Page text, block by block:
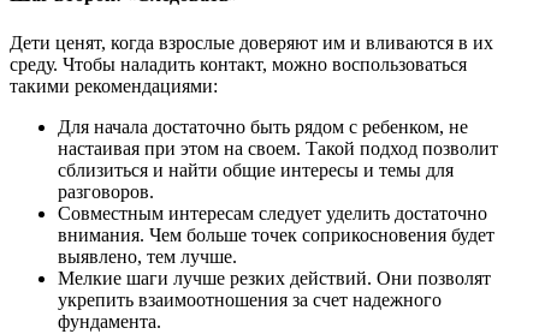
Дети ценят, когда взрослые доверяют им и вливаются в их
среду. Чтобы наладить контакт, можно воспользоваться
такими рекомендациями:
Для начала достаточно быть рядом с ребенком, не
настаивая при этом на своем. Такой подход позволит
сблизиться и найти общие интересы и темы для
разговоров.
Совместным интересам следует уделить достаточно
внимания. Чем больше точек соприкосновения будет
выявлено, тем лучше.
Мелкие шаги лучше резких действий. Они позволят
укрепить взаимоотношения за счет надежного
фундамента.